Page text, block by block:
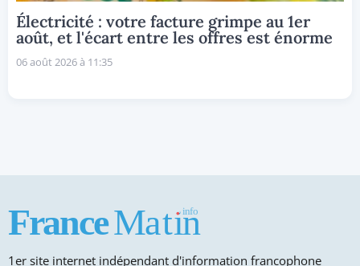
Électricité : votre facture grimpe au 1er
août, et l'écart entre les offres est énorme
06 août 2026 à 11:35
1er site internet indépendant d'information francophone